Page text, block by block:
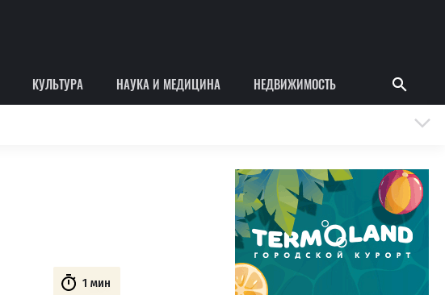
КУЛЬТУРА НАУКА И МЕДИЦИНА НЕДВИЖИМОСТЬ
1 мин